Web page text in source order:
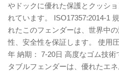
やドックに優れた保護とクッシ
れています。 ISO17357:2014-1
れたこのフェンダーは、世界中
性、安全性を保証します。 使用
年 納期： 7-20日 高度なゴム技
タブルフェンダーは、優れたエ